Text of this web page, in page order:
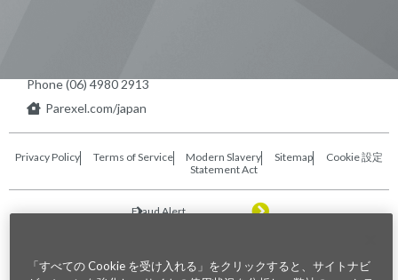
Phone (06) 4980 2913
Parexel.com/japan
Privacy Policy Terms of Service
Modern Slavery
Statement Act
Sitemap Cookie 設定
Fraud Alert
「すべての Cookie を受け入れる」をクリックすると、サイトナビ